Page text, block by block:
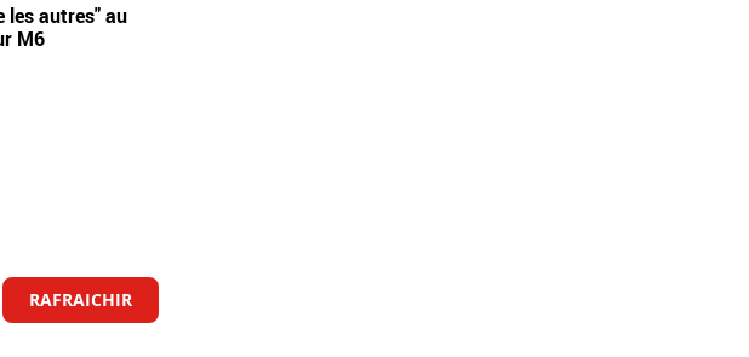
les autres" au
M6
RAFRAICHIR